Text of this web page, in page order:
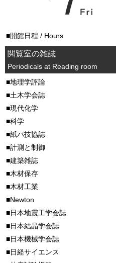
開館日程 / Hours
閲覧室の雑誌
Periodicals at Reading room
地理学評論
土木学会誌
現代化学
科学
紙パ技協誌
計測と制御
建築雑誌
木材保存
木材工業
Newton
日本地震工学会誌
日本結晶学会誌
日本機械学会誌
日経サイエンス